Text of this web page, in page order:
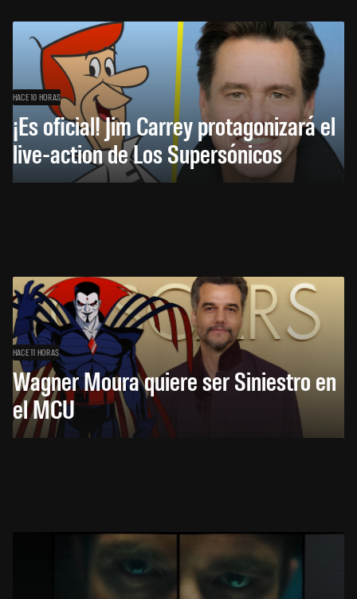
HACE 10 HORAS
¡Es oficial! Jim Carrey protagonizará el
live-action de Los Supersónicos
HACE 11 HORAS
Wagner Moura quiere ser Siniestro en
el MCU